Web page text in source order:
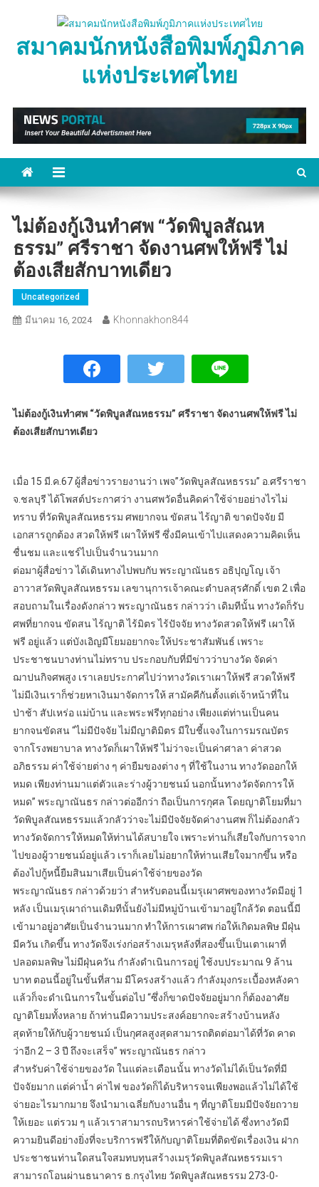
contentสมาคมนักหนังสือพิมพ์ภูมิภาค
แห่งประเทศไทย
ไม่ต้องกู้เงินทำศพ “วัดพิบูลสัณห
ธรรม” ศรีราชา จัดงานศพให้ฟรี ไม่
ต้องเสียสักบาทเดียว
Uncategorized
มีนาคม 16, 2024 Khonnakhon844
ไม่ต้องกู้เงินทำศพ “วัดพิบูลสัณหธรรม” ศรีราชา จัดงานศพให้ฟรี ไม่
ต้องเสียสักบาทเดียว
เมื่อ 15 มี.ค.67 ผู้สื่อข่าวรายงานว่า เพจ”วัดพิบูลสัณหธรรม” อ.ศรีราชา
จ.ชลบุรี ได้โพสต์ประกาศว่า งานศพวัดอื่นคิดค่าใช้จ่ายอย่างไรไม่
ทราบ ที่วัดพิบูลสัณหธรรม ศพยากจน ขัดสน ไร้ญาติ ขาดปัจจัย มี
เอกสารถูกต้อง สวดให้ฟรี เผาให้ฟรี ซึ่งมีคนเข้าไปแสดงความคิดเห็น
ชื่นชม และแชร์ไปเป็นจำนวนมาก
ต่อมาผู้สื่อข่าว ได้เดินทางไปพบกับ พระญาณันธร อธิปุญโญ เจ้า
อาวาสวัดพิบูลสัณหธรรม เลขานุการเจ้าคณะตำบลสุรศักดิ์ เขต 2 เพื่อ
สอบถามในเรื่องดังกล่าว พระญาณันธร กล่าวว่า เดิมทีนั้น ทางวัดก็รับ
ศพที่ยากจน ขัดสน ไร้ญาติ ไร้มิตร ไร้ปัจจัย ทางวัดสวดให้ฟรี เผาให้
ฟรี อยู่แล้ว แต่บังเอิญมีโยมอยากจะให้ประชาสัมพันธ์ เพราะ
ประชาชนบางท่านไม่ทราบ ประกอบกับที่มีข่าวว่าบางวัด จัดค่า
ฌาปนกิจศพสูง เราเลยประกาศไปว่าทางวัดเราเผาให้ฟรี สวดให้ฟรี
ไม่มีเงินเราก็ช่วยหาเงินมาจัดการให้ สามัคคีกันตั้งแต่เจ้าหน้าที่ใน
ป่าช้า สัปเหร่อ แม่บ้าน และพระฟรีทุกอย่าง เพียงแต่ท่านเป็นคน
ยากจนขัดสน “ไม่มีปัจจัย ไม่มีญาติมิตร มีใบชี้แจงในการมรณบัตร
จากโรงพยาบาล ทางวัดก็เผาให้ฟรี ไม่ว่าจะเป็นค่าศาลา ค่าสวด
อภิธรรม ค่าใช้จ่ายต่าง ๆ ค่ายืมของต่าง ๆ ที่ใช้ในงาน ทางวัดออกให้
หมด เพียงท่านมาแต่ตัวและร่างผู้วายชนม์ นอกนั้นทางวัดจัดการให้
หมด” พระญาณันธร กล่าวต่ออีกว่า ถือเป็นการกุศล โดยญาติโยมที่มา
วัดพิบูลสัณหธรรมแล้วกลัวว่าจะไม่มีปัจจัยจัดค่างานศพ ก็ไม่ต้องกลัว
ทางวัดจัดการให้หมดให้ท่านได้สบายใจ เพราะท่านก็เสียใจกับการจาก
ไปของผู้วายชนม์อยู่แล้ว เราก็เลยไม่อยากให้ท่านเสียใจมากขึ้น หรือ
ต้องไปกู้หนี้ยืมสินมาเสียเป็นค่าใช้จ่ายของวัด
พระญาณันธร กล่าวด้วยว่า สำหรับตอนนี้เมรุเผาศพของทางวัดมีอยู่ 1
หลัง เป็นเมรุเผาถ่านเดิมทีนั้นยังไม่มีหมู่บ้านเข้ามาอยู่ใกล้วัด ตอนนี้มี
เข้ามาอยู่อาศัยเป็นจำนวนมาก ทำให้การเผาศพ ก่อให้เกิดมลพิษ มีฝุ่น
มีควัน เกิดขึ้น ทางวัดจึงเร่งก่อสร้างเมรุหลังที่สองขึ้นเป็นเตาเผาที่
ปลอดมลพิษ ไม่มีฝุ่นควัน กำลังดำเนินการอยู่ ใช้งบประมาณ 9 ล้าน
บาท ตอนนี้อยู่ในขั้นที่สาม มีโครงสร้างแล้ว กำลังมุงกระเบื้องหลังคา
แล้วก็จะดำเนินการในขั้นต่อไป “ซึ่งก็ขาดปัจจัยอยู่มาก ก็ต้องอาศัย
ญาติโยมทั้งหลาย ถ้าท่านมีความประสงค์อยากจะสร้างบ้านหลัง
สุดท้ายให้กับผู้วายชนม์ เป็นกุศลสูงสุดสามารถติดต่อมาได้ที่วัด คาด
ว่าอีก 2 – 3 ปี ถึงจะเสร็จ” พระญาณันธร กล่าว
สำหรับค่าใช้จ่ายของวัด ในแต่ละเดือนนั้น ทางวัดไม่ได้เป็นวัดที่มี
ปัจจัยมาก แต่ค่าน้ำ ค่าไฟ ของวัดก็ได้บริหารจนเพียงพอแล้วไม่ได้ใช้
จ่ายอะไรมากมาย จึงนำมาเฉลี่ยกับงานอื่น ๆ ที่ญาติโยมมีปัจจัยถวาย
ให้เยอะ แต่รวม ๆ แล้วเราสามารถบริหารค่าใช้จ่ายได้ ซึ่งทางวัดมี
ความยินดีอย่างยิ่งที่จะบริการฟรีให้กับญาติโยมที่ติดขัดเรื่องเงิน ฝาก
ประชาชนท่านใดสนใจสมทบทุนสร้างเมรุวัดพิบูลสัณหธรรมเรา
สามารถโอนผ่านธนาคาร ธ.กรุงไทย วัดพิบูลสัณหธรรม 273-0-